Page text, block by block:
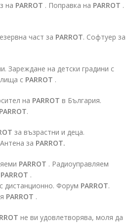
на PARROT . Поправка на PARROT .
част за PARROT. Софтуер за
Зареждане на детски градини с
с PARROT .
на PARROT в България.
PARROT.
за възрастни и деца.
за PARROT.
PARROT . Радиоуправляем
PARROT .
с дистанционно. Форум PARROT.
PARROT .
не ви удовлетворява, моля да